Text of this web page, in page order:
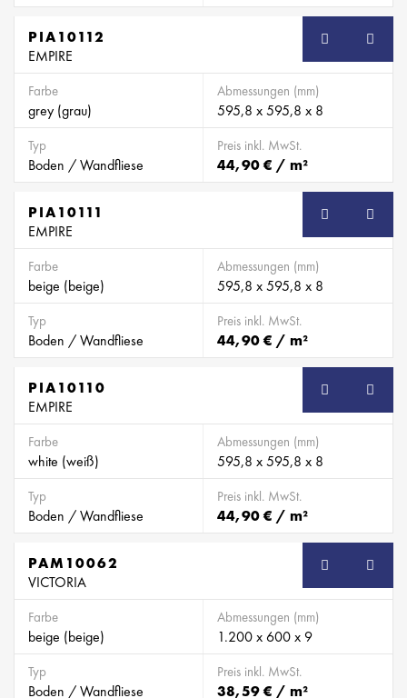
PIA10112
EMPIRE
Farbe
grey (grau)
Abmessungen (mm)
595,8 x 595,8 x 8
Typ
Boden / Wandfliese
Preis inkl. MwSt.
44,90 € / m²
PIA10111
EMPIRE
Farbe
beige (beige)
Abmessungen (mm)
595,8 x 595,8 x 8
Typ
Boden / Wandfliese
Preis inkl. MwSt.
44,90 € / m²
PIA10110
EMPIRE
Farbe
white (weiß)
Abmessungen (mm)
595,8 x 595,8 x 8
Typ
Boden / Wandfliese
Preis inkl. MwSt.
44,90 € / m²
PAM10062
VICTORIA
Farbe
beige (beige)
Abmessungen (mm)
1.200 x 600 x 9
Typ
Boden / Wandfliese
Preis inkl. MwSt.
38,59 € / m²